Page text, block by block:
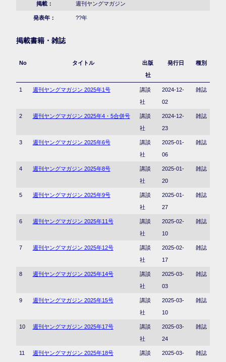
掲載： 週刊ヤングマガジン
発表年： ??年
掲載書籍・雑誌
No タイトル
出版
社
発行日 種別
1 週刊ヤングマガジン 2025年1号
講談
社
2024-12-
02
雑誌
2 週刊ヤングマガジン 2025年4・5合併号
講談
社
2024-12-
23
雑誌
3 週刊ヤングマガジン 2025年6号
講談
社
2025-01-
06
雑誌
4 週刊ヤングマガジン 2025年8号
講談
社
2025-01-
20
雑誌
5 週刊ヤングマガジン 2025年9号
講談
社
2025-01-
27
雑誌
6 週刊ヤングマガジン 2025年11号
講談
社
2025-02-
10
雑誌
7 週刊ヤングマガジン 2025年12号
講談
社
2025-02-
17
雑誌
8 週刊ヤングマガジン 2025年14号
講談
社
2025-03-
03
雑誌
9 週刊ヤングマガジン 2025年15号
講談
社
2025-03-
10
雑誌
10 週刊ヤングマガジン 2025年17号
講談
社
2025-03-
24
雑誌
11 週刊ヤングマガジン 2025年18号
講談
2025-03-
雑誌